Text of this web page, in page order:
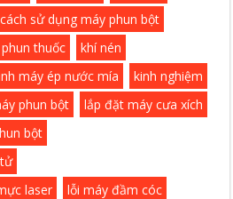
sử dụng máy phun bột
thuốc
khí nén
máy ép nước mía
kinh nghiệm
phun bột
lắp đặt máy cưa xích
bột
laser
lỗi máy đầm cóc